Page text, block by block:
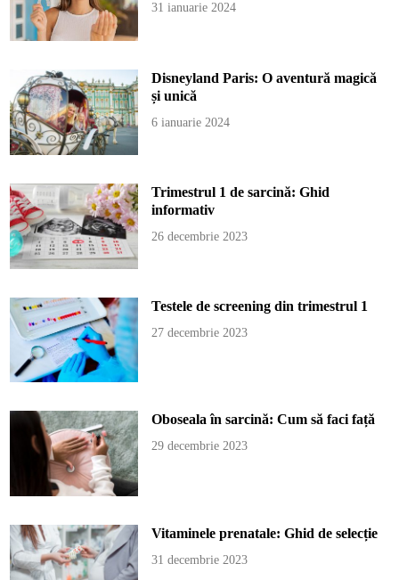
31 ianuarie 2024
Disneyland Paris: O aventură magică
și unică
6 ianuarie 2024
Trimestrul 1 de sarcină: Ghid
informativ
26 decembrie 2023
Testele de screening din trimestrul 1
27 decembrie 2023
Oboseala în sarcină: Cum să faci față
29 decembrie 2023
Vitaminele prenatale: Ghid de selecție
31 decembrie 2023